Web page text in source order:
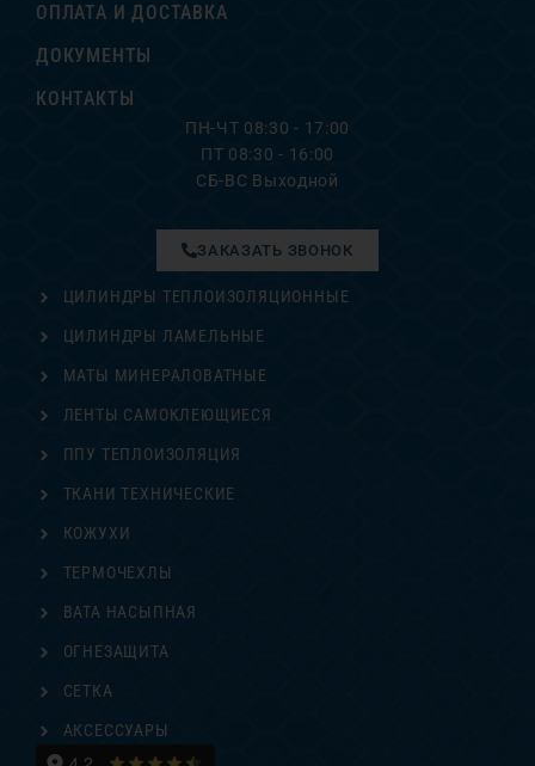
ОПЛАТА И ДОСТАВКА
ДОКУМЕНТЫ
КОНТАКТЫ
ПН-ЧТ 08:30 - 17:00
ПТ 08:30 - 16:00
СБ-ВС Выходной
ЦИЛИНДРЫ ТЕПЛОИЗОЛЯЦИОННЫЕ
ЦИЛИНДРЫ ЛАМЕЛЬНЫЕ
МАТЫ МИНЕРАЛОВАТНЫЕ
ЛЕНТЫ САМОКЛЕЮЩИЕСЯ
ППУ ТЕПЛОИЗОЛЯЦИЯ
ТКАНИ ТЕХНИЧЕСКИЕ
ЗАКАЗАТЬ ЗВОНОК
КОЖУХИ
ТЕРМОЧЕХЛЫ
ВАТА НАСЫПНАЯ
ОГНЕЗАЩИТА
СЕТКА
АКСЕССУАРЫ